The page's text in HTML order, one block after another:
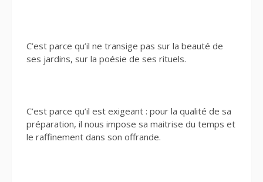
C’est parce qu’il ne transige pas sur la beauté de
ses jardins, sur la poésie de ses rituels.
C’est parce qu’il est exigeant : pour la qualité de sa
préparation, il nous impose sa maitrise du temps et
le raffinement dans son offrande.